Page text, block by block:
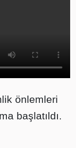
önlemleri
başlatıldı.